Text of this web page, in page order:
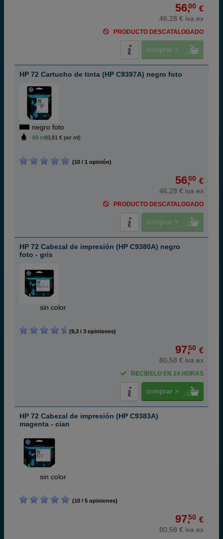
56,00 €
46,28 € iva ex
PRODUCTO DESCATALOGADO
comprar >
HP 72 Cartucho de tinta (HP C9397A) negro foto
negro foto
69 ml(0,81 € por ml)
(10 / 1 opinión)
56,00 €
46,28 € iva ex
PRODUCTO DESCATALOGADO
comprar >
HP 72 Cabezal de impresión (HP C9380A) negro
foto - gris
sin color
(9,3 / 3 opiniones)
97,50 €
80,58 € iva ex
RECÍBELO EN 24 HORAS
comprar >
HP 72 Cabezal de impresión (HP C9383A)
magenta - cian
sin color
(10 / 5 opiniones)
97,50 €
80,58 € iva ex